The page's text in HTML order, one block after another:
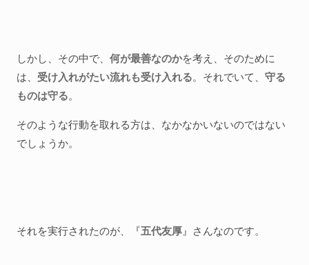
しかし、その中で、 何が最善なのかを考え、そのために
は、 受け入れがたい流れも受け入れる。それでいて、 守る
ものは守る。
そのような行動を取れる方は、なかなかいないのではない
でしょうか。
それを実行されたのが、『五代友厚』さんなのです。